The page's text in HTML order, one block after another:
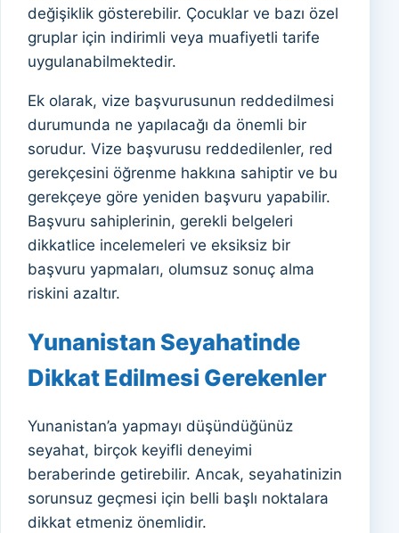
değişiklik gösterebilir. Çocuklar ve bazı özel
gruplar için indirimli veya muafiyetli tarife
uygulanabilmektedir.
Ek olarak, vize başvurusunun reddedilmesi
durumunda ne yapılacağı da önemli bir
sorudur. Vize başvurusu reddedilenler, red
gerekçesini öğrenme hakkına sahiptir ve bu
gerekçeye göre yeniden başvuru yapabilir.
Başvuru sahiplerinin, gerekli belgeleri
dikkatlice incelemeleri ve eksiksiz bir
başvuru yapmaları, olumsuz sonuç alma
riskini azaltır.
Yunanistan Seyahatinde
Dikkat Edilmesi Gerekenler
Yunanistan’a yapmayı düşündüğünüz
seyahat, birçok keyifli deneyimi
beraberinde getirebilir. Ancak, seyahatinizin
sorunsuz geçmesi için belli başlı noktalara
dikkat etmeniz önemlidir.